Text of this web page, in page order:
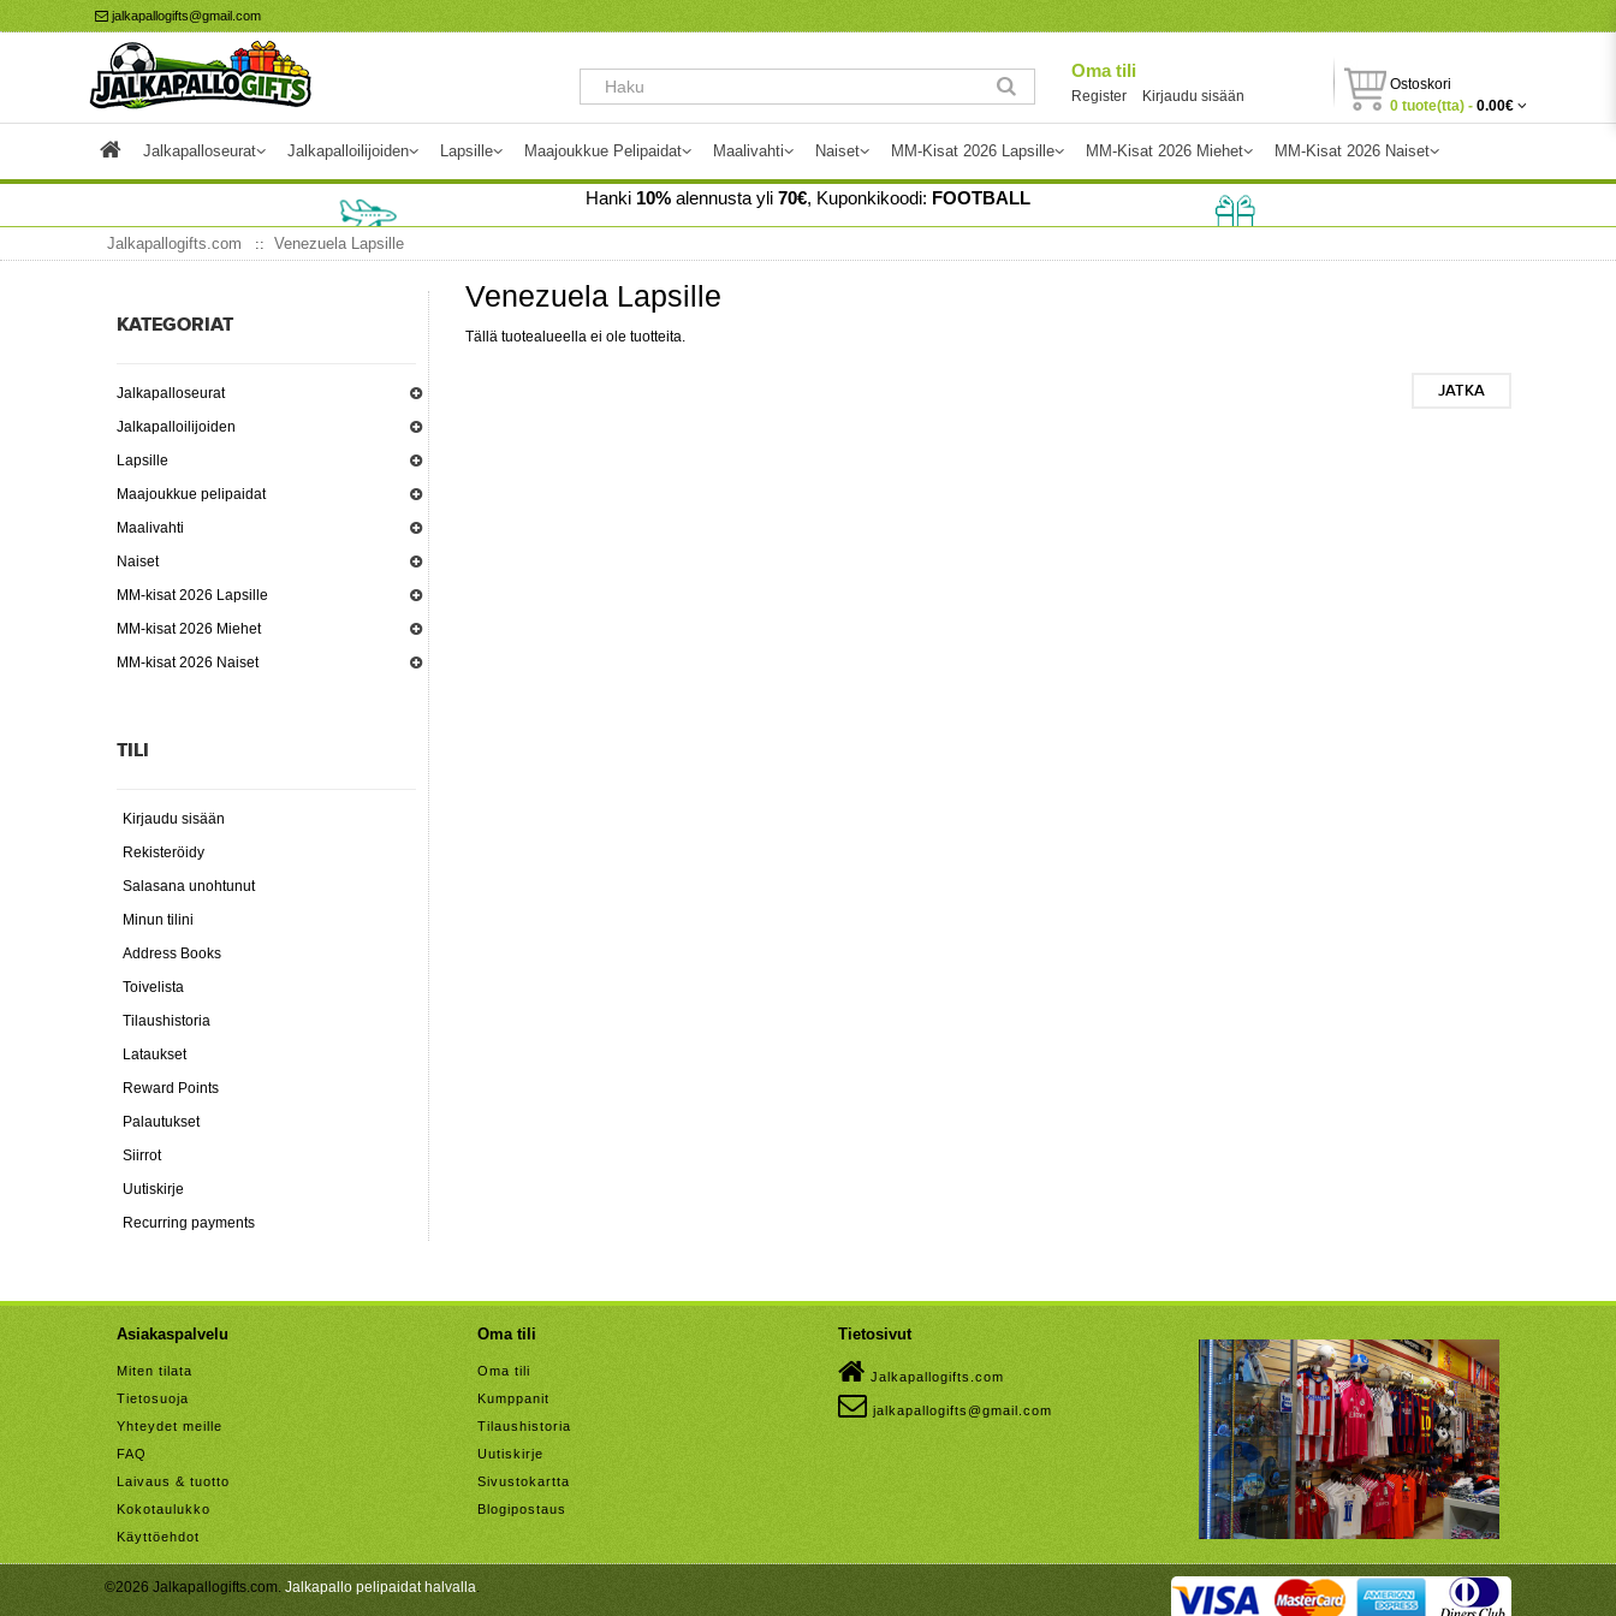
jalkapallogifts@gmail.com
Oma tili
Register Kirjaudu sisään
Ostoskori
0 tuote(tta) - 0.00€
Jalkapalloseurat Jalkapalloilijoiden Lapsille Maajoukkue Pelipaidat Maalivahti Naiset MM-Kisat 2026 Lapsille MM-Kisat 2026 Miehet MM-Kisat 2026 Naiset
Hanki 10% alennusta yli 70€, Kuponkikoodi: FOOTBALL
Jalkapallogifts.com Venezuela Lapsille
KATEGORIAT
Jalkapalloseurat
Jalkapalloilijoiden
Lapsille
Maajoukkue pelipaidat
Maalivahti
Naiset
MM-kisat 2026 Lapsille
MM-kisat 2026 Miehet
MM-kisat 2026 Naiset
TILI
Kirjaudu sisään
Rekisteröidy
Salasana unohtunut
Minun tilini
Address Books
Toivelista
Tilaushistoria
Lataukset
Reward Points
Palautukset
Siirrot
Uutiskirje
Recurring payments
Venezuela Lapsille
Tällä tuotealueella ei ole tuotteita.
JATKA
Asiakaspalvelu
Miten tilata
Tietosuoja
Yhteydet meille
FAQ
Laivaus & tuotto
Kokotaulukko
Käyttöehdot
Oma tili
Oma tili
Kumppanit
Tilaushistoria
Uutiskirje
Sivustokartta
Blogipostaus
Tietosivut
Jalkapallogifts.com
jalkapallogifts@gmail.com
©2026 Jalkapallogifts.com. Jalkapallo pelipaidat halvalla.